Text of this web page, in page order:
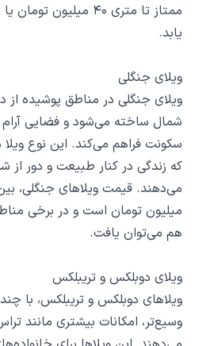
ممتاز تا متری ۴۰
‌یابد.
ویلای جنگلی
ویلای جنگلی در مناطق پوشیده از
شمال ساخته می‌شود و فضایی آرام
سکونت فراهم می‌کند. این نوع
که زندگی در کنار طبیعت و دور از
میلیون تومان است و در برخی
هم می‌توان یافت.
ویلای دوبلکس و تریبلکس
ویلاهای دوبلکس و تریبلکس، با
وسیع‌تر، امکانات بیشتری مانند